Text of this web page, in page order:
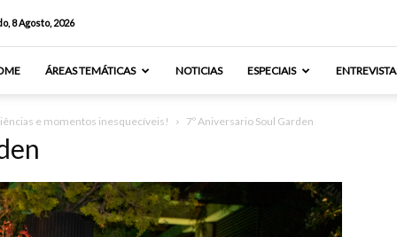
8 Agosto, 2026
ÁREAS TEMÁTICAS NOTICIAS ESPECIAIS
e momentos inesquecíveis! 7º Aniversario Soul Garden